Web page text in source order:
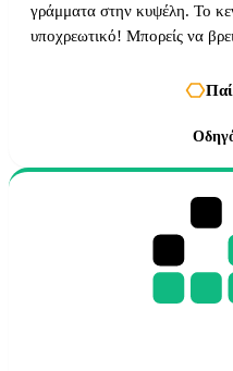
γράμματα στην κυψέλη. Το
υποχρεωτικό! Μπορείς να